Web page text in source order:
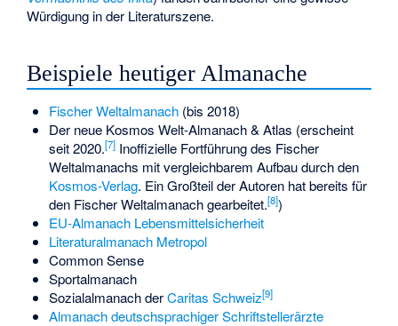
Würdigung in der Literaturszene.
Beispiele heutiger Almanache
Fischer Weltalmanach(bis 2018)
Der neue Kosmos Welt-Almanach & Atlas (erscheint
seit 2020.[7]Inoffizielle Fortführung des Fischer
Weltalmanachs mit vergleichbarem Aufbau durch den
Kosmos-Verlag. Ein Großteil der Autoren hat bereits für
den Fischer Weltalmanach gearbeitet.[8])
EU-Almanach Lebensmittelsicherheit
Literaturalmanach Metropol
Common Sense
Sportalmanach
Sozialalmanach derCaritas Schweiz[9]
Almanach deutschsprachiger Schriftstellerärzte